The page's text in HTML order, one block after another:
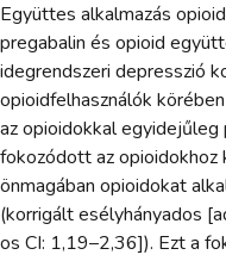
Együttes alkalmazás
pregabalin és opioid
idegrendszeri depresszió
opioidfelhasználók
az opioidokkal
fokozódott az opioidokhoz
önmagában opioidokat
(korrigált esélyhányados
os CI: 1,19–2,36]). Ezt a